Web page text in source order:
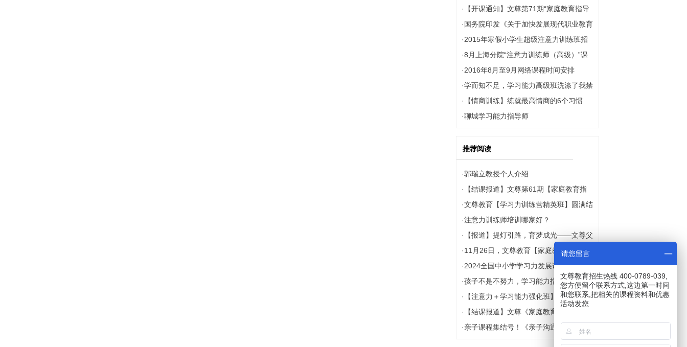
现场纪录
· 【开课通知】文尊第71期“家庭教育指导
师”（12.13-15）南京开课啦，火热报名
中！
· 国务院印发《关于加快发展现代职业教育
的决定》
·2015年寒假小学生超级注意力训练班招
生简章
·8月上海分院“注意力训练师（高级）”课
程开班啦！
·2016年8月至9月网络课程时间安排
·学而知不足，学习能力高级班洗涤了我禁
锢的心灵及大脑
·
【情商训练】练就最高情商的6个习惯
·聊城学习能力指导师
推荐阅读
·郭瑞立教授个人介绍
·
【结课报道】文尊第61期【家庭教育指
导师】课程圆满结课！所有未来的惊喜都
源于努力耕耘的当下！
·文尊教育【学习力训练营精英班】圆满结
营！成长仍在继续~
·注意力训练师培训哪家好？
·
【报道】提灯引路，育梦成光——文尊父
母学院第3期家庭教育论坛圆满举办！
·11月26日，文尊教育【家庭教育指导师
线上强化班】第二期开始预约啦！老学员
免费学！
·2024全国中小学学习力发展论坛精彩回
顾！
·孩子不是不努力，学习能力指导师让娃变
身"学习永动机”
· 【注意力＋学习能力强化班】万元课程中
的精华，老学员免费，预约火爆，赶紧抢
抢抢！
· 【结课报道】文尊《家庭教育精英讲师》
课程圆满结课！
·亲子课程集结号！《亲子沟通培训师》将
请您留言
文尊教育招生热线 400-0789-039,
您方便留个联系方式,这边第一时间
和您联系,把相关的课程资料和优惠
活动发您